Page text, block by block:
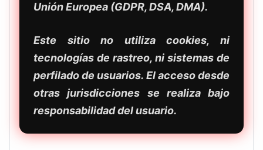
Unión Europea (GDPR, DSA, DMA).
Este sitio no utiliza cookies, ni
tecnologías de rastreo, ni sistemas de
perfilado de usuarios. El acceso desde
otras jurisdicciones se realiza bajo
responsabilidad del usuario.